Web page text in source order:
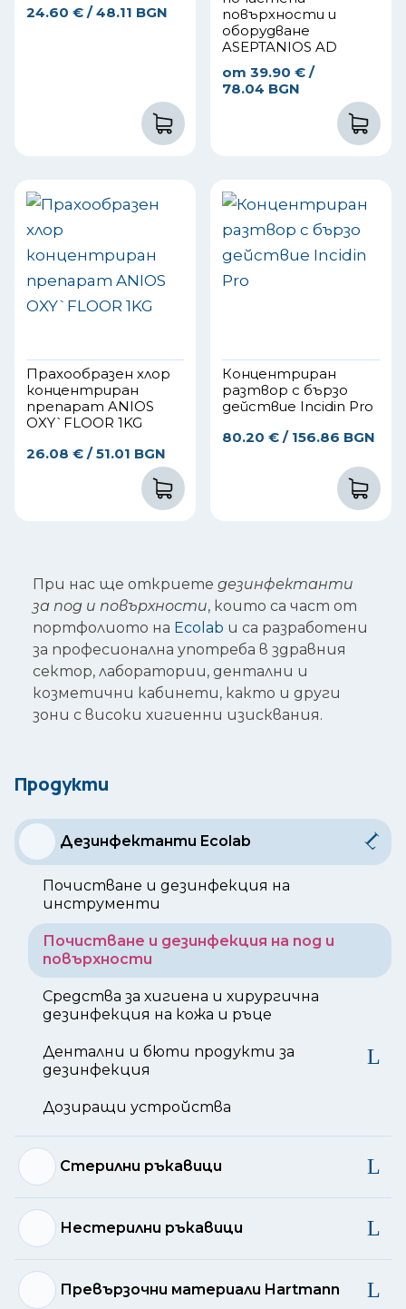
24.60 € / 48.11 BGN
повърхности и
оборудване
ASEPTANIOS AD
от 39.90 € /
78.04 BGN
Прахообразен хлор
концентриран
препарат ANIOS
OXY`FLOOR 1KG
26.08 € / 51.01 BGN
Концентриран
разтвор с бързо
действие Incidin Pro
80.20 € / 156.86 BGN
При нас ще откриете дезинфектанти
за под и повърхности, които са част от
портфолиото на Ecolab и са разработени
за професионална употреба в здравния
сектор, лаборатории, дентални и
козметични кабинети, както и други
зони с високи хигиенни изисквания.
Продукти
Дезинфектанти Ecolab
Почистване и дезинфекция на
инструменти
Почистване и дезинфекция на под и
повърхности
Средства за хигиена и хирургична
дезинфекция на кожа и ръце
Дентални и бюти продукти за
дезинфекция
Дозиращи устройства
Стерилни ръкавици
Нестерилни ръкавици
Превързочни материали Hartmann